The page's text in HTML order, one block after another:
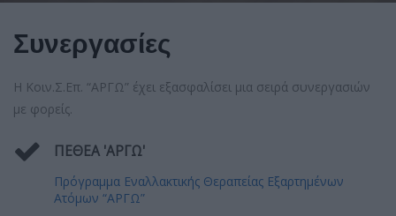
Συνεργασίες
Η Κοιν.Σ.Επ. “ΑΡΓΩ” έχει εξασφαλίσει μια σειρά συνεργασιών
με φορείς.
ΠΕΘΕΑ 'ΑΡΓΩ'
Πρόγραμμα Εναλλακτικής Θεραπείας Εξαρτημένων
Ατόμων “ΑΡΓΩ”